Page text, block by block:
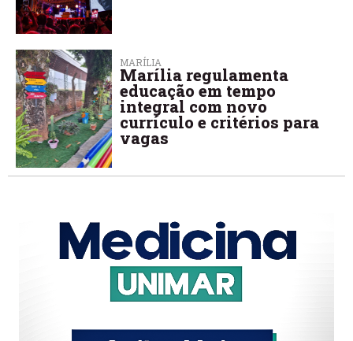
MARÍLIA
Marília regulamenta
educação em tempo
integral com novo
currículo e critérios para
vagas